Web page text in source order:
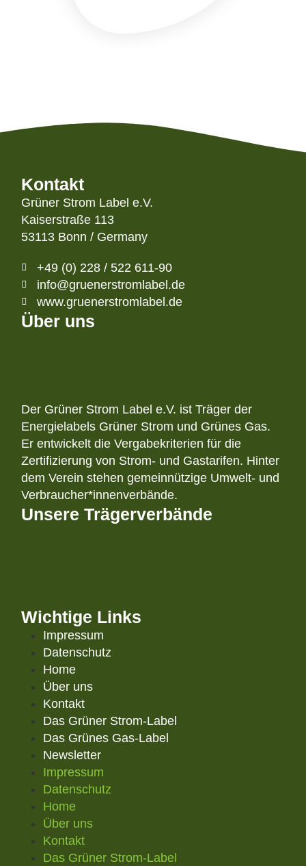
Kontakt
Grüner Strom Label e.V.
Kaiserstraße 113
53113 Bonn / Germany
+49 (0) 228 / 522 611-90
info@gruenerstromlabel.de
www.gruenerstromlabel.de
Über uns
Der Grüner Strom Label e.V. ist Träger der
Energielabels Grüner Strom und Grünes Gas.
Er entwickelt die Vergabekriterien für die
Zertifizierung von Strom- und Gastarifen. Hinter
dem Verein stehen gemeinnützige Umwelt- und
Verbraucher*innenverbände.
Unsere Trägerverbände
Wichtige Links
Impressum
Datenschutz
Home
Über uns
Kontakt
Das Grüner Strom-Label
Das Grünes Gas-Label
Newsletter
Impressum
Datenschutz
Home
Über uns
Kontakt
Das Grüner Strom-Label